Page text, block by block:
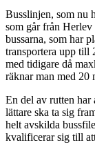
Busslinjen, som nu
som går från
bussarna, som har
transportera upp till
med tidigare då
räknar man med 20
En del av rutten har
lättare ska ta sig
helt avskilda
kvalificerar sig till